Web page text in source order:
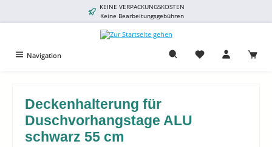
KEINE VERPACKUNGSKOSTEN
Keine Bearbeitungsgebühren
Navigation
Deckenhalterung für
Duschvorhangstage ALU
schwarz 55 cm